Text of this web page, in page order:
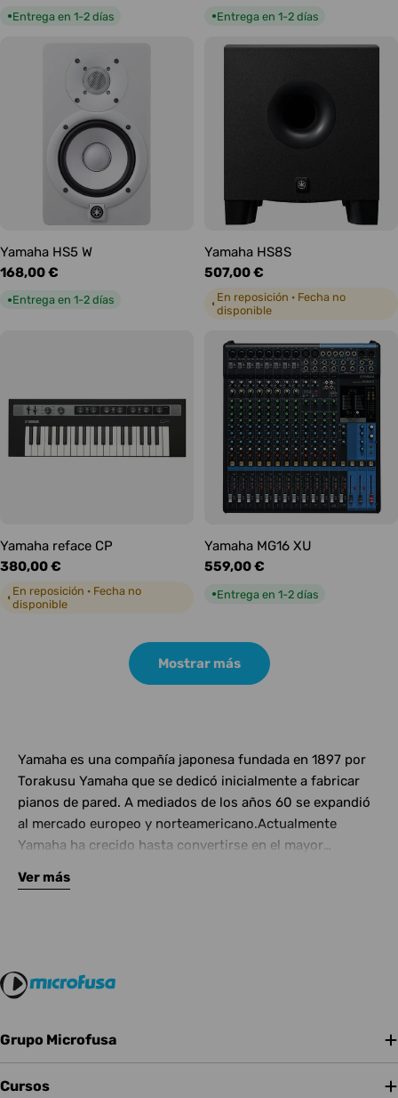
●Entrega en 1-2 días ●Entrega en 1-2 días
Yamaha HS5 W
Precio
habitual
168,00 €
●Entrega en 1-2 días
Yamaha HS8S
Precio
habitual
507,00 €
◐ En reposición · Fecha no
disponible
Yamaha reface CP
Precio
habitual
380,00 €
◐ En reposición · Fecha no
disponible
Yamaha MG16 XU
Precio
559,00 €
●Entrega en 1-2 días
Mostrar más
Yamaha es una compañía japonesa fundada en 1897 por
Torakusu Yamaha que se dedicó inicialmente a fabricar
pianos de pared. A mediados de los años 60 se expandió
al mercado europeo y norteamericano.Actualmente
Yamaha ha crecido hasta convertirse en el mayor
(incluyendo; pianos, tambores, guitarras, bajos,
audio.En Microfusa puedes encontrar un amplio catálogo
de productos Yamaha; equipos de sonido profesional
estudio e instrumentos como baterías electrónicas y
pianos de escenario.Disponemos de un chat online y un
número de atención telefónica con los que podrás estar
Ver más
Grupo Microfusa
Cursos